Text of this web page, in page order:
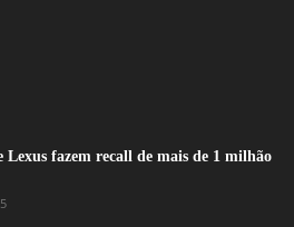
Lexus fazem recall de mais de 1 milhão